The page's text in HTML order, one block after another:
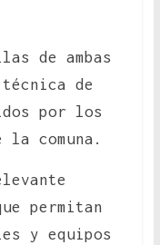
de ambas
de
por los
comuna.
permitan
y equipos